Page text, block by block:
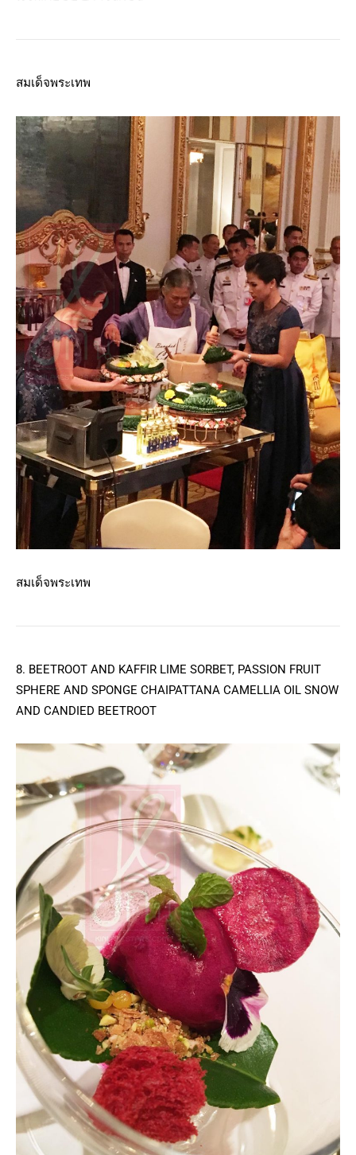
สมเด็จพระเทพ
สมเด็จพระเทพ
8. BEETROOT AND KAFFIR LIME SORBET, PASSION FRUIT
SPHERE AND SPONGE CHAIPATTANA CAMELLIA OIL SNOW
AND CANDIED BEETROOT